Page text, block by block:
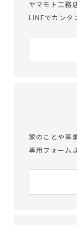
ヤマモト工務
LINEでカンタ
家のことや事
専用フォーム